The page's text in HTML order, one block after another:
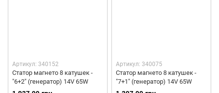
Артикул: 340152
Статор магнето 8 катушек -
"6+2" (генератор) 14V 65W
Артикул: 340075
Статор магнето 8 катушек -
"7+1" (генератор) 14V 65W